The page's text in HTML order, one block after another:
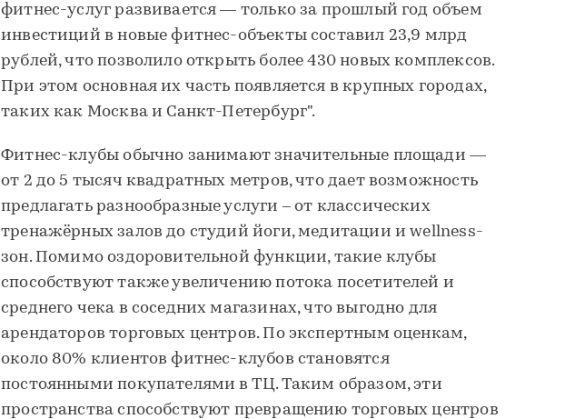
фитнес-услуг развивается — только за прошлый год объем
инвестиций в новые фитнес-объекты составил 23,9 млрд
рублей, что позволило открыть более 430 новых комплексов.
При этом основная их часть появляется в крупных городах,
таких как Москва и Санкт-Петербург".
Фитнес-клубы обычно занимают значительные площади —
от 2 до 5 тысяч квадратных метров, что дает возможность
предлагать разнообразные услуги – от классических
тренажёрных залов до студий йоги, медитации и wellness-
зон. Помимо оздоровительной функции, такие клубы
способствуют также увеличению потока посетителей и
среднего чека в соседних магазинах, что выгодно для
арендаторов торговых центров. По экспертным оценкам,
около 80% клиентов фитнес-клубов становятся
постоянными покупателями в ТЦ. Таким образом, эти
пространства способствуют превращению торговых центров